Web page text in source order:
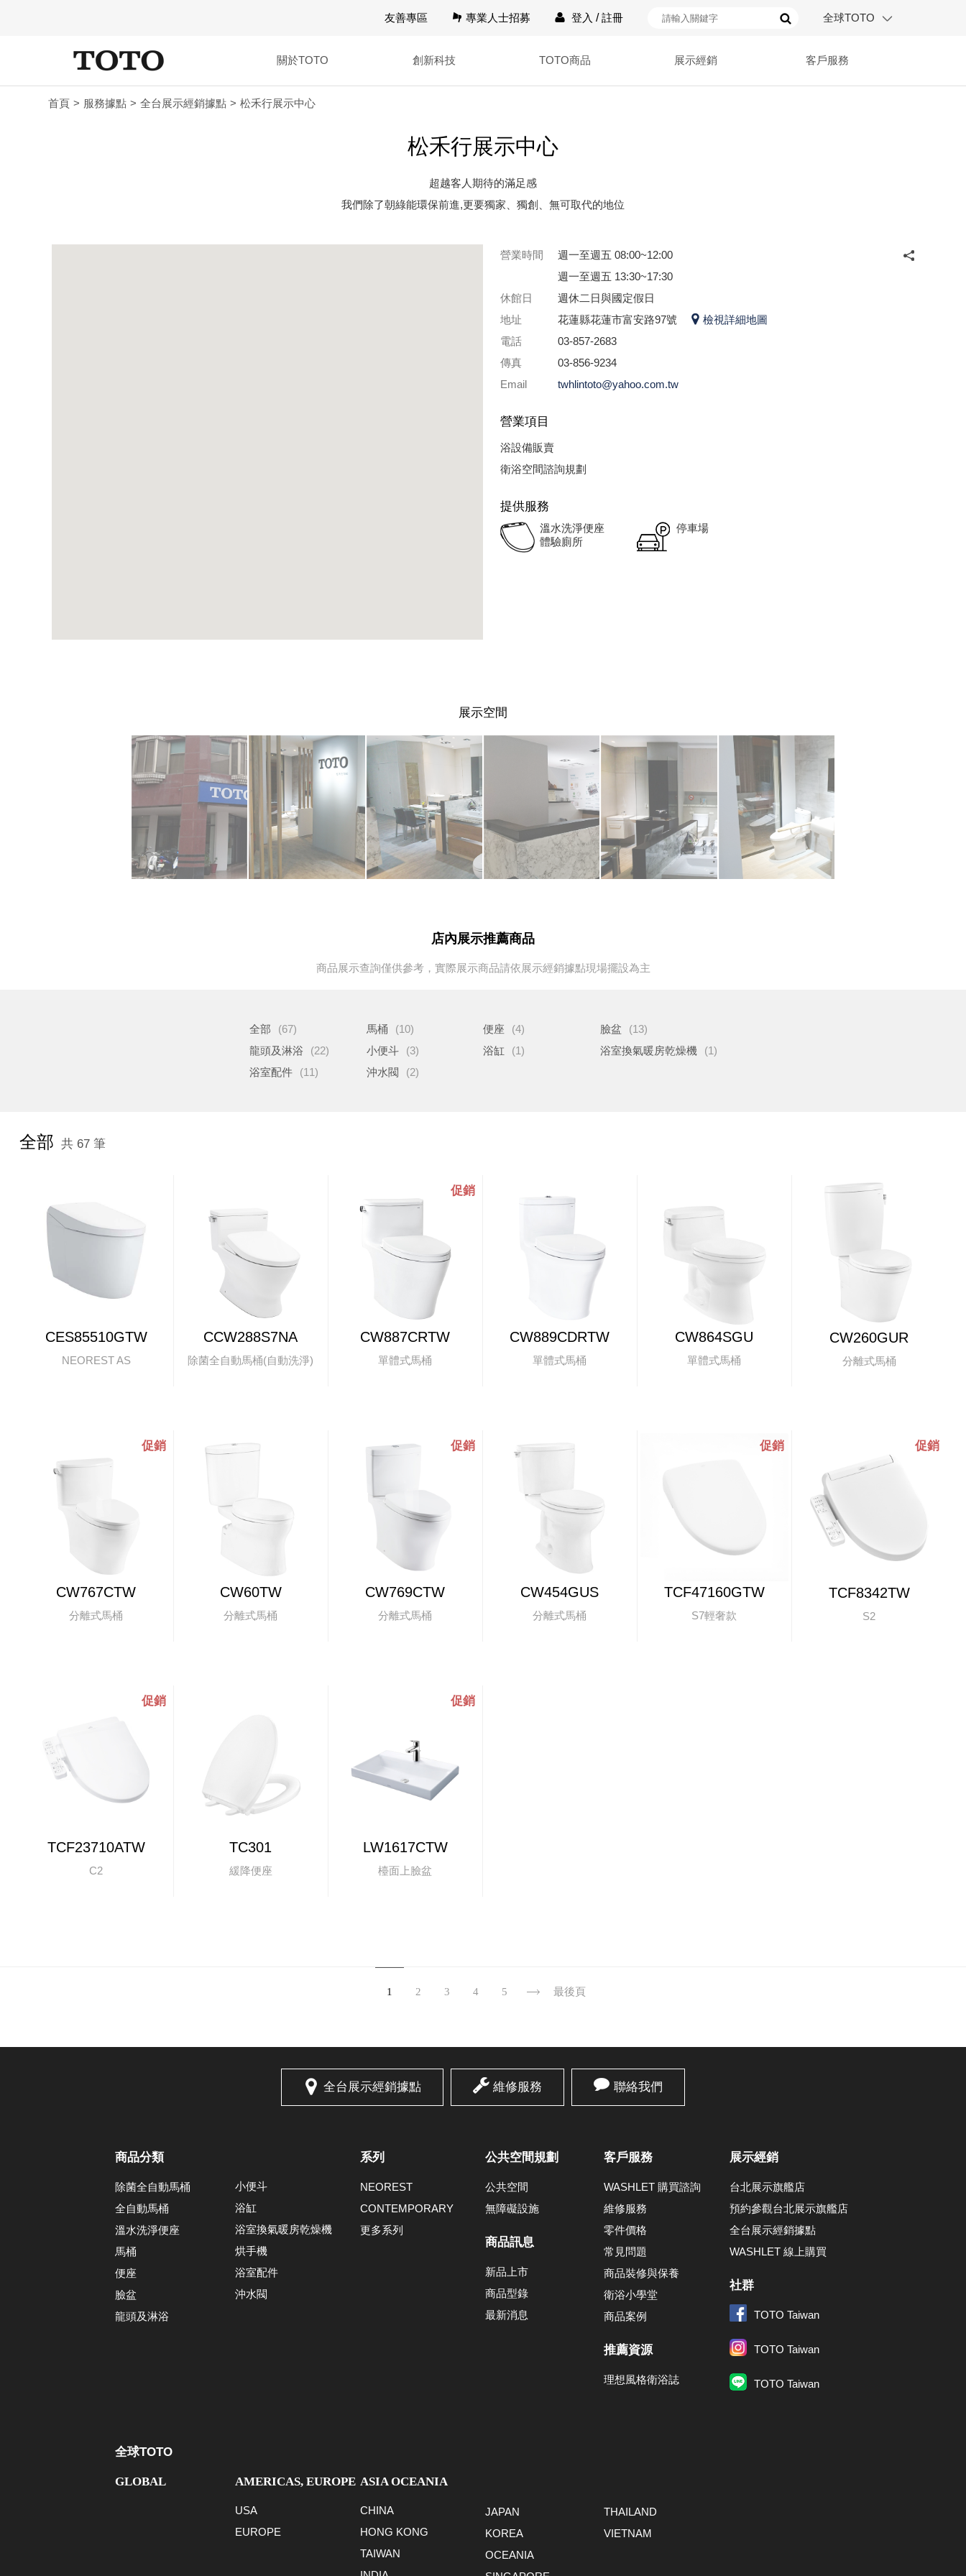
友善專區 專業人士招募 登入 /註冊 全球TOTO
關於TOTO 創新科技 TOTO商品 展示經銷 客戶服務
首頁 服務據點 全台展示經銷據點 松禾行展示中心
松禾行展示中心
超越客人期待的滿足感
我們除了朝綠能環保前進,更要獨家、獨創、無可取代的地位
營業時間
週一至週五 08:00~12:00
週一至週五 13:30~17:30
休館日
週休二日與國定假日
地址
花蓮縣花蓮市富安路97號
檢視詳細地圖
電話
03-857-2683
傳真
03-856-9234
Email
twhlintoto@yahoo.com.tw
營業項目
浴設備販賣
衛浴空間諮詢規劃
提供服務
溫水洗淨便座
體驗廁所
停車場
展示空間
店內展示推薦商品
商品展示查詢僅供參考，實際展示商品請依展示經銷據點現場擺設為主
全部 (67) 馬桶 (10) 便座 (4) 臉盆
(13)
龍頭及淋浴
(22) 小便斗 (3) 浴缸 (1) 浴室換氣暖房乾燥機
(1)
浴室配件
(11) 沖水閥 (2)
全部 共 67 筆
CES85510GTW
NEOREST AS
CCW288S7NA
除菌全自動馬桶(自動洗淨)
CW887CRTW
單體式馬桶
CW889CDRTW
單體式馬桶
CW864SGU
單體式馬桶
CW260GUR
分離式馬桶
CW767CTW
分離式馬桶
CW60TW
分離式馬桶
CW769CTW
分離式馬桶
CW454GUS
分離式馬桶
TCF47160GTW
S7輕奢款
TCF8342TW
S2
TCF23710ATW
C2
TC301
緩降便座
LW1617CTW
檯面上臉盆
1 2 3 4 5 最後頁
全台展示經銷據點 維修服務 聯絡我們
商品分類
除菌全自動馬桶
全自動馬桶
溫水洗淨便座
馬桶
便座
臉盆
龍頭及淋浴
小便斗
浴缸
浴室換氣暖房乾燥機
烘手機
浴室配件
沖水閥
系列
NEOREST
CONTEMPORARY
更多系列
公共空間規劃
公共空間
無障礙設施
商品訊息
新品上市
商品型錄
最新消息
客戶服務
WASHLET 購買諮詢
維修服務
零件價格
常見問題
商品裝修與保養
衛浴小學堂
商品案例
推薦資源
理想風格衛浴誌
展示經銷
台北展示旗艦店
預約參觀台北展示旗艦店
全台展示經銷據點
WASHLET 線上購買
社群
TOTO Taiwan
TOTO Taiwan
TOTO Taiwan
全球TOTO
GLOBAL AMERICAS, EUROPE
USA
EUROPE
ASIA OCEANIA
CHINA
HONG KONG
TAIWAN
JAPAN
KOREA
OCEANIA
THAILAND
VIETNAM